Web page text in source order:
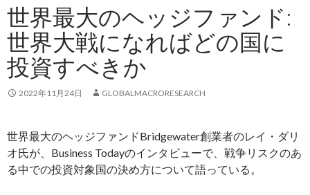
世界最大のヘッジファンド:
世界大戦になればどの国に
投資すべきか
2022年11月24日 GLOBALMACRORESEARCH
世界最大のヘッジファンドBridgewater創業者のレイ・ダリ
オ氏が、Business Todayのインタビューで、戦争リスクのあ
る中での投資対象国の決め方について語っている。